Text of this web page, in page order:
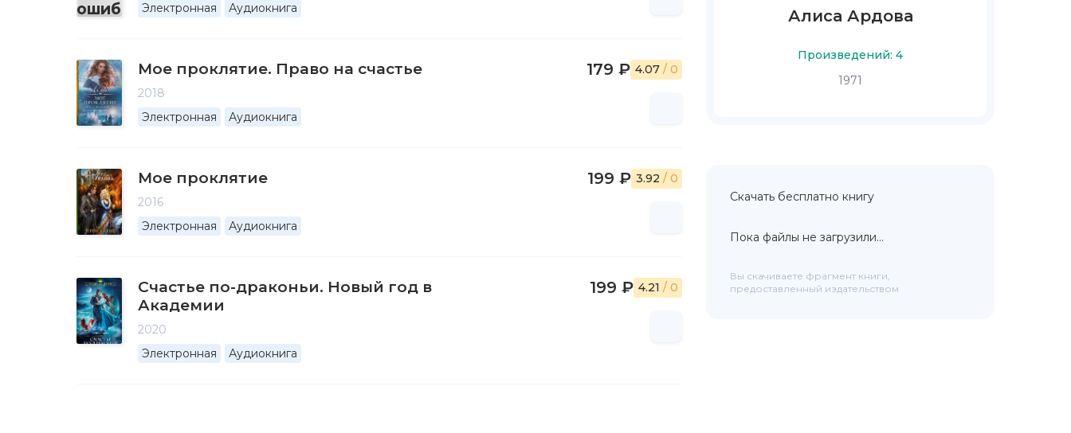
Электронная
Аудиокнига
Мое проклятие. Право на счастье
2018
Электронная
Аудиокнига
179 ₽ 4.07 / 0
Мое проклятие
2016
Электронная
Аудиокнига
199 ₽ 3.92 / 0
Счастье по-драконьи. Новый год в
Академии
2020
Электронная
Аудиокнига
199 ₽ 4.21 / 0
Алиса Ардова
Произведений: 4
1971
Скачать бесплатно книгу
Пока файлы не загрузили...
Вы скачиваете фрагмент книги,
предоставленный издательством